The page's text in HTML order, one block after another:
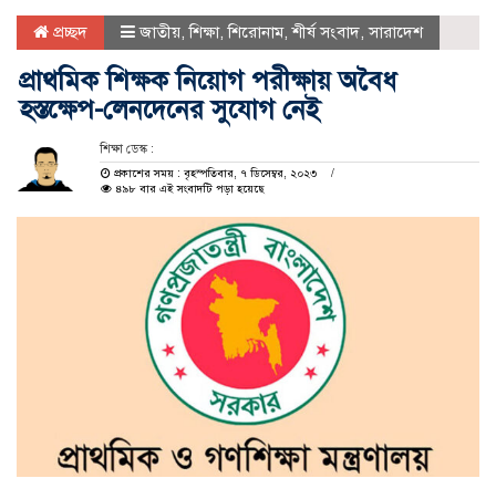
প্রচ্ছদ জাতীয়,শিক্ষা,শিরোনাম,শীর্ষ সংবাদ,সারাদেশ
প্রাথমিক শিক্ষক নিয়োগ পরীক্ষায় অবৈধ
হস্তক্ষেপ-লেনদেনের সুযোগ নেই
শিক্ষা ডেস্ক :
প্রকাশের সময় : বৃহস্পতিবার, ৭ ডিসেম্বর, ২০২৩
৪৯৮ বার এই সংবাদটি পড়া হয়েছে